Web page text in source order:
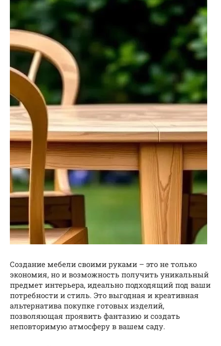
Создание мебели своими руками – это не только
экономия, но и возможность получить уникальный
предмет интерьера, идеально подходящий под ваши
потребности и стиль. Это выгодная и креативная
альтернатива покупке готовых изделий,
позволяющая проявить фантазию и создать
неповторимую атмосферу в вашем саду.